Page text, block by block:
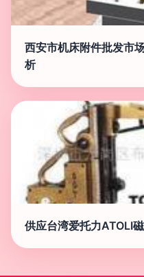
西安市机床附件批发市
析
供应台湾爱托力ATOLI